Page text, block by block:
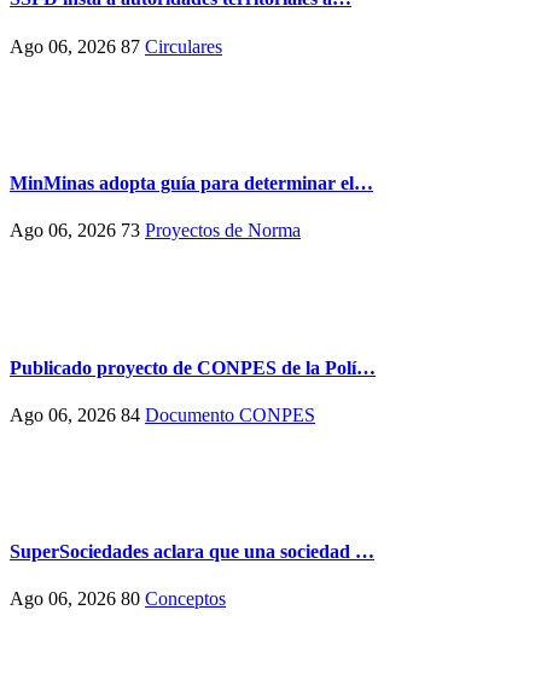
Ago 06, 2026 87 Circulares
MinMinas adopta guía para determinar el…
Ago 06, 2026 73 Proyectos de Norma
Publicado proyecto de CONPES de la Polí…
Ago 06, 2026 84 Documento CONPES
SuperSociedades aclara que una sociedad …
Ago 06, 2026 80 Conceptos